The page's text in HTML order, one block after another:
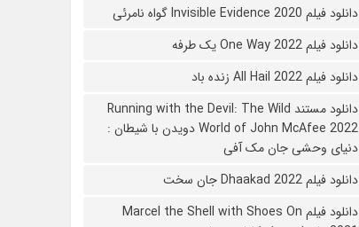
دانلود فیلم 2020 Invisible Evidence گواه نامرئی
دانلود فیلم One Way 2022 یک طرفه
دانلود فیلم All Hail 2022 زنده باد
دانلود مستند Running with the Devil: The Wild
World of John McAfee 2022 دویدن با شیطان :
دنیای وحشی جان مک آفی
دانلود فیلم Dhaakad 2022 جان سخت
دانلود فیلم Marcel the Shell with Shoes On